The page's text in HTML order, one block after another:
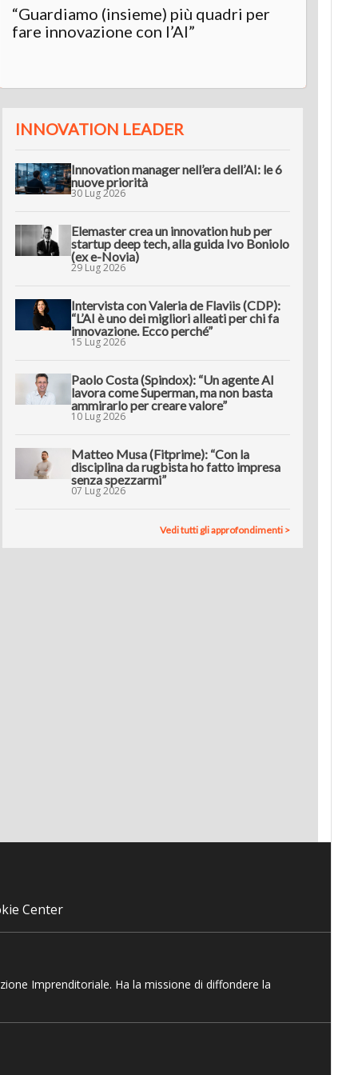
“Guardiamo (insieme) più quadri per
fare innovazione con l’AI”
INNOVATION LEADER
Innovation manager nell’era dell’AI: le 6
nuove priorità
30 Lug 2026
Elemaster crea un innovation hub per
startup deep tech, alla guida Ivo Boniolo
(ex e-Novia)
29 Lug 2026
Intervista con Valeria de Flaviis (CDP):
“L’AI è uno dei migliori alleati per chi fa
innovazione. Ecco perché”
15 Lug 2026
Paolo Costa (Spindox): “Un agente AI
lavora come Superman, ma non basta
ammirarlo per creare valore”
10 Lug 2026
Matteo Musa (Fitprime): “Con la
disciplina da rugbista ho fatto impresa
senza spezzarmi”
07 Lug 2026
Vedi tutti gli approfondimenti >
Center
Imprenditoriale. Ha la missione di diffondere la